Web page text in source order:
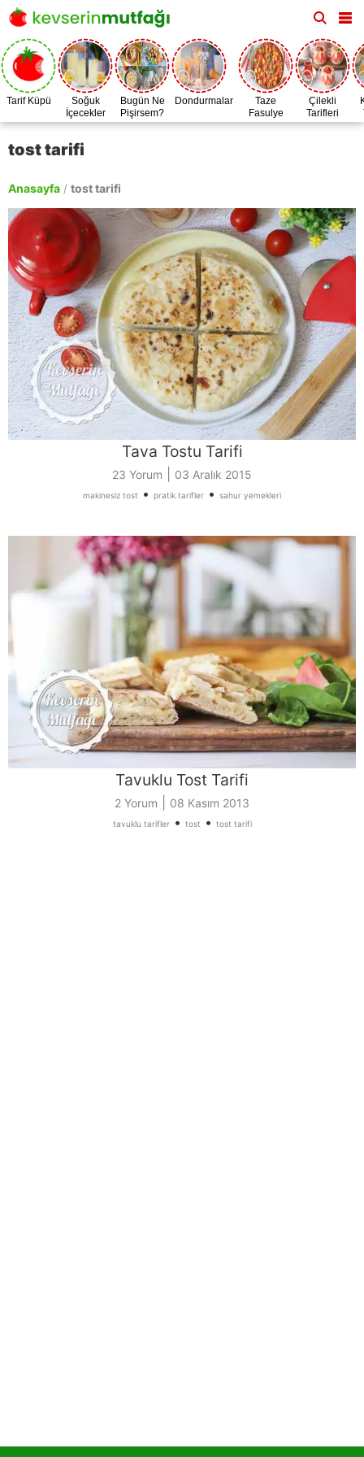
Tarif Küpü
Soğuk
İçecekler
Bugün Ne
Pişirsem?
Dondurmalar
Taze
Fasulye
Zamanı
Çilekli
Tarifleri
tost tarifi
Anasayfa / tost tarifi
Tava Tostu Tarifi
23 Yorum 03 Aralık 2015
makinesiz tost • pratik tarifler • sahur yemekleri
Tavuklu Tost Tarifi
2 Yorum 08 Kasım 2013
tavuklu tarifler• tost • tost tarifi